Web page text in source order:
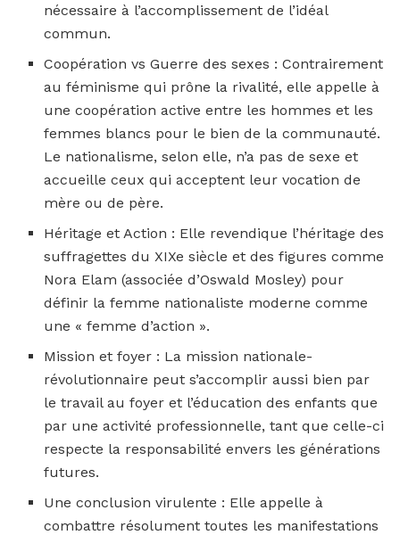
nécessaire à l’accomplissement de l’idéal
commun.
Coopération vs Guerre des sexes : Contrairement
au féminisme qui prône la rivalité, elle appelle à
une coopération active entre les hommes et les
femmes blancs pour le bien de la communauté.
Le nationalisme, selon elle, n’a pas de sexe et
accueille ceux qui acceptent leur vocation de
mère ou de père.
Héritage et Action : Elle revendique l’héritage des
suffragettes du XIXe siècle et des figures comme
Nora Elam (associée d’Oswald Mosley) pour
définir la femme nationaliste moderne comme
une « femme d’action ».
Mission et foyer : La mission nationale-
révolutionnaire peut s’accomplir aussi bien par
le travail au foyer et l’éducation des enfants que
par une activité professionnelle, tant que celle-ci
respecte la responsabilité envers les générations
futures.
Une conclusion virulente : Elle appelle à
combattre résolument toutes les manifestations